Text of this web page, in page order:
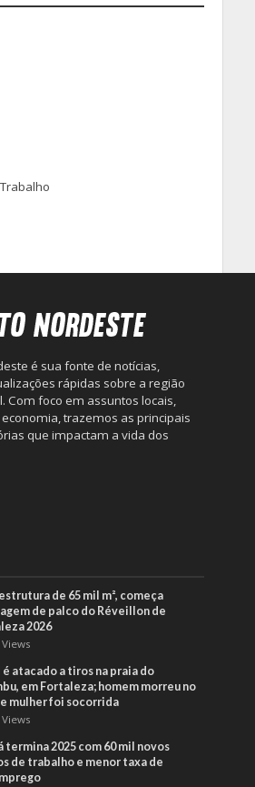
é sua fonte de notícias,
rápidas sobre a região
Com foco em assuntos locais,
trazemos as principais
que impactam a vida dos
de 65 mil m², começa
de palco do Réveillon de
2026
é atacado a tiros na praia do
em Fortaleza; homem morreu no
e mulher foi socorrida
termina 2025 com 60 mil novos
de trabalho e menor taxa de